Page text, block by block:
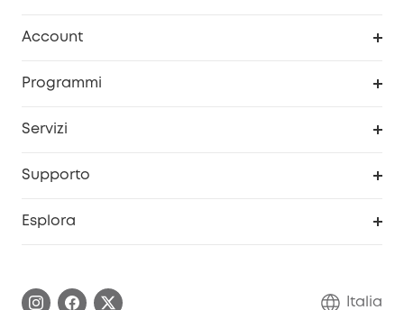
Account
Programmi
Servizi
Supporto
Esplora
Contattaci
Italia